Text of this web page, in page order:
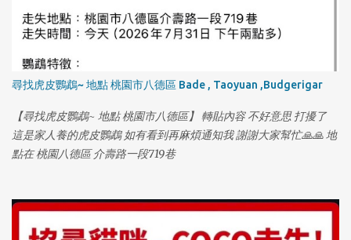
尋找虎皮鸚鵡~ 地點 桃園市八德區 Bade , Taoyuan ,Budgerigar
【尋找虎皮鸚鵡~ 地點 桃園市八德區】 轉貼內容 不好意思 打擾了
這是家人養的虎皮鸚鵡 如有看到再麻煩通知我 謝謝大家幫忙🙏🙏 地
點在 桃園八德區 介壽路一段719巷